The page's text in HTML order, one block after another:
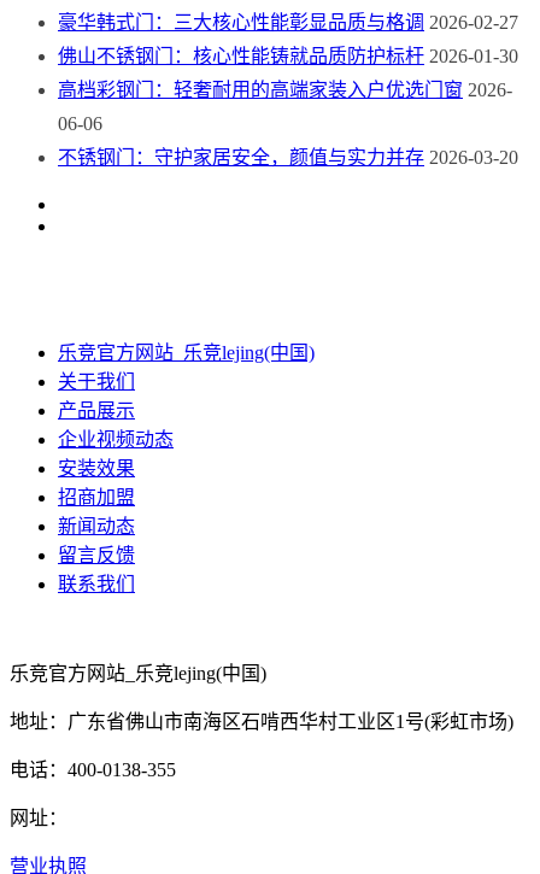
豪华韩式门：三大核心性能彰显品质与格调 2026-02-27
佛山不锈钢门：核心性能铸就品质防护标杆 2026-01-30
高档彩钢门：轻奢耐用的高端家装入户优选门窗 2026-
06-06
不锈钢门：守护家居安全，颜值与实力并存 2026-03-20
乐竞官方网站_乐竞lejing(中国)
关于我们
产品展示
企业视频动态
安装效果
招商加盟
新闻动态
留言反馈
联系我们
乐竞官方网站_乐竞lejing(中国)
地址：广东省佛山市南海区石啃西华村工业区1号(彩虹市场)
电话：400-0138-355
网址：
营业执照